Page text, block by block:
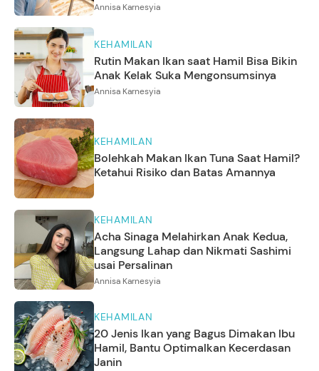
Annisa Karnesyia
KEHAMILAN
Rutin Makan Ikan saat Hamil Bisa Bikin
Anak Kelak Suka Mengonsumsinya
Annisa Karnesyia
KEHAMILAN
Bolehkah Makan Ikan Tuna Saat Hamil?
Ketahui Risiko dan Batas Amannya
KEHAMILAN
Acha Sinaga Melahirkan Anak Kedua,
Langsung Lahap dan Nikmati Sashimi
usai Persalinan
Annisa Karnesyia
KEHAMILAN
20 Jenis Ikan yang Bagus Dimakan Ibu
Hamil, Bantu Optimalkan Kecerdasan
Janin